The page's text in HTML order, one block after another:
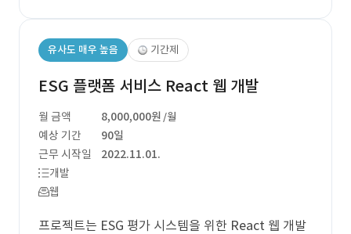
유사도 매우 높음 기간제
ESG 플랫폼 서비스 React 웹 개발
월 금액 8,000,000원 /월
예상 기간
90일
근무 시작일
2022.11.01.
개발
웹
프로젝트는 ESG 평가 시스템을 위한 React 웹 개발